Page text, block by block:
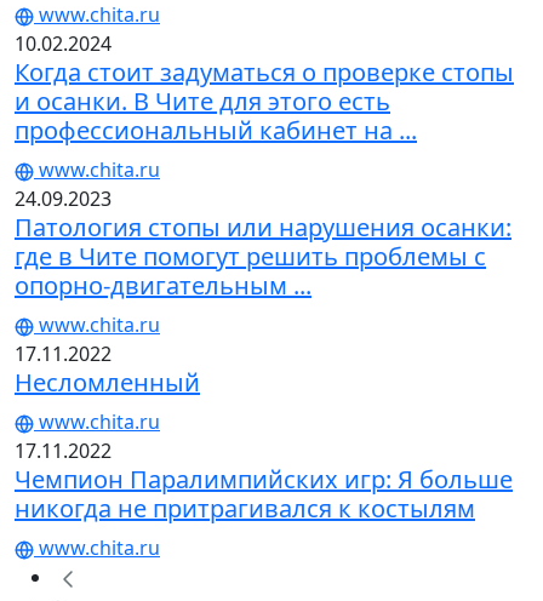
www.chita.ru
10.02.2024
Когда стоит задуматься о проверке стопы
и осанки. В Чите для этого есть
профессиональный кабинет на ...
www.chita.ru
24.09.2023
Патология стопы или нарушения осанки:
где в Чите помогут решить проблемы с
опорно-двигательным ...
www.chita.ru
17.11.2022
Несломленный
www.chita.ru
17.11.2022
Чемпион Паралимпийских игр: Я больше
никогда не притрагивался к костылям
www.chita.ru